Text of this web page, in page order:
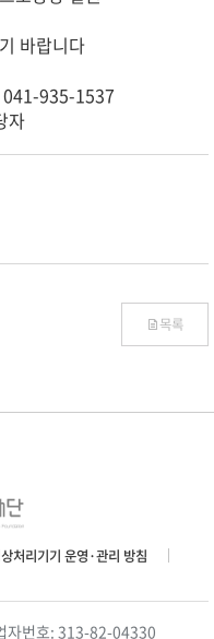
바랍니다
041-935-1537
자
목록
처리기기 운영·관리 방침
자번호: 313-82-04330